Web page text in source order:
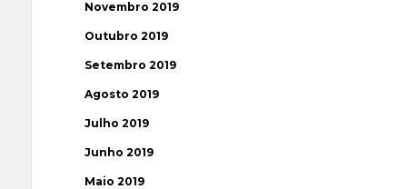
Novembro 2019
Outubro 2019
Setembro 2019
Agosto 2019
Julho 2019
Junho 2019
Maio 2019